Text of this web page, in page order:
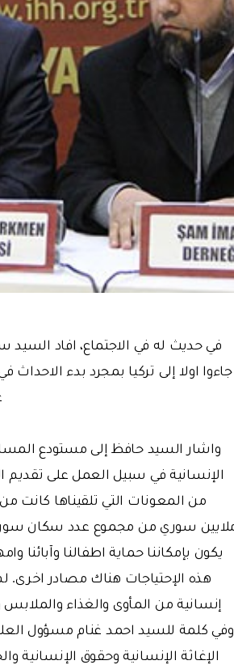
في حديث له في الاجتماع، افاد
جاءوا اولا إلى تركيا بمجرد بدء
واشار السيد حافظ إلى مستودع
يكون بإمكاننا حماية اطفالنا
هذه الإحتياجات هناك مصادر اخرى.
إنسانية من المأوى والغذاء
وفي كلمة للسيد احمد غنام مسؤول
الإغاثة الإنسانية وحقوق